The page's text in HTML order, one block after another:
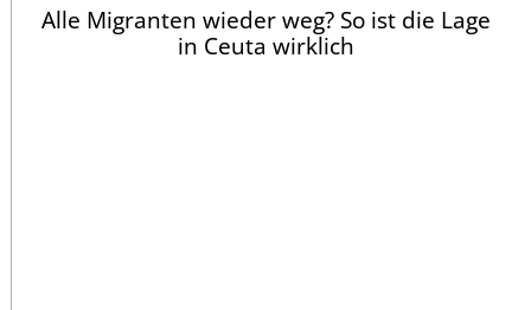
Alle Migranten wieder weg? So ist die Lage
in Ceuta wirklich